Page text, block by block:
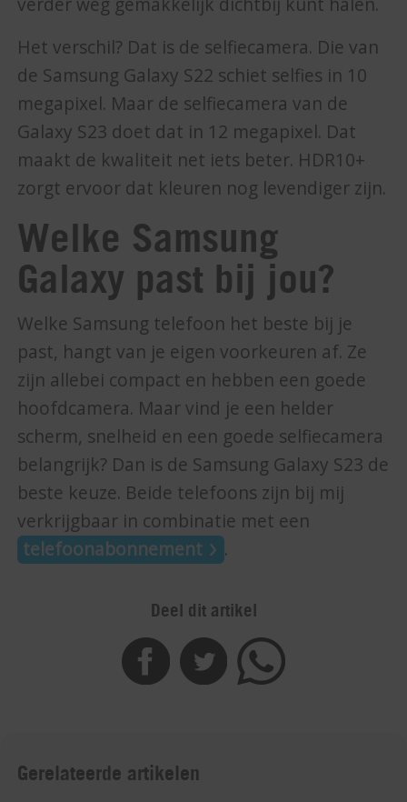
Het verschil? Dat is de selfiecamera. Die van
de Samsung Galaxy S22 schiet selfies in 10
megapixel. Maar de selfiecamera van de
Galaxy S23 doet dat in 12 megapixel. Dat
maakt de kwaliteit net iets beter. HDR10+
zorgt ervoor dat kleuren nog levendiger zijn.
Welke Samsung
Galaxy past bij jou?
Welke Samsung telefoon het beste bij je
past, hangt van je eigen voorkeuren af. Ze
zijn allebei compact en hebben een goede
hoofdcamera. Maar vind je een helder
scherm, snelheid en een goede selfiecamera
belangrijk? Dan is de Samsung Galaxy S23 de
beste keuze. Beide telefoons zijn bij mij
verkrijgbaar in combinatie met een
telefoonabonnement
.
Deel dit artikel
Gerelateerde artikelen